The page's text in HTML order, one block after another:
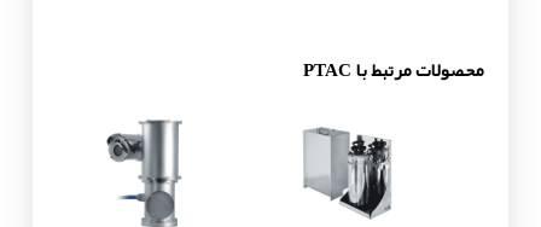
محصولات مرتبط با PTAC